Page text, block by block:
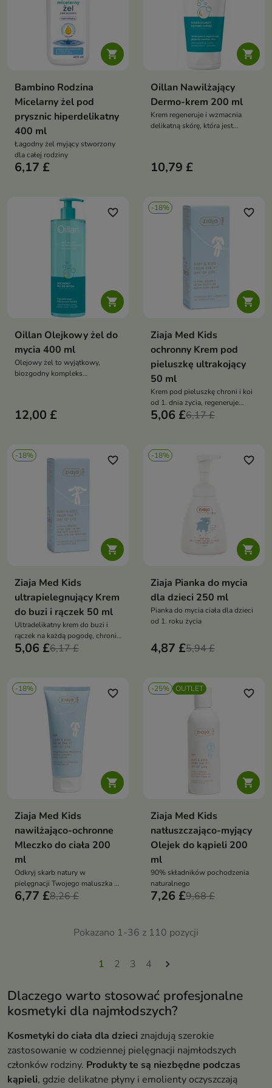

Bambino Rodzina
Micelarny żel pod
prysznic hiperdelikatny
400 ml
Łagodny żel myjący stworzony
dla całej rodziny
6,17 £

Oillan Nawilżający
Dermo-krem 200 ml
Krem regeneruje i wzmacnia
delikatną skórę, która jest
10,79 £

favorite_border
Oillan Olejkowy żel do
mycia 400 ml
Olejowy żel to wyjątkowy,
biozgodny kompleks
12,00 £
-18%

favorite_border
Ziaja Med Kids
ochronny Krem pod
pieluszkę ultrakojący
50 ml
Krem pod pieluszkę chroni i koi
od 1. dnia życia, regeneruje
skórę, łagodzi podrażnienia i
5,06 £6,17 £
-18%

favorite_border
Ziaja Med Kids
ultrapielegnujący Krem
do buzi i rączek 50 ml
Ultradelikatny krem do buzi i
rączek na każdą pogodę, chroni i
nawilża skórę dziecka od 1. dnia
5,06 £6,17 £
-18%

favorite_border
Ziaja Pianka do mycia
dla dzieci 250 ml
Pianka do mycia ciała dla dzieci
od 1. roku życia
4,87 £5,94 £
-18%

favorite_border
Ziaja Med Kids
nawilżająco-ochronne
Mleczko do ciała 200
ml
Odkryj skarb natury w
pielęgnacji Twojego maluszka z
Ziaja med dla dzieci
6,77 £8,26 £
-25% OUTLET

favorite_border
Ziaja Med Kids
natłuszczająco-myjący
Olejek do kąpieli 200
ml
90% składników pochodzenia
naturalnego
7,26 £9,68 £
Pokazano 1-36 z 110 pozycji
1 2 3 4 
Dlaczego warto stosować profesjonalne
kosmetyki dla najmłodszych?
Kosmetyki do ciała dla dzieci znajdują szerokie
zastosowanie w codziennej pielęgnacji najmłodszych
członków rodziny. Produkty te są niezbędne podczas
kąpieli, gdzie delikatne płyny i emolienty oczyszczają